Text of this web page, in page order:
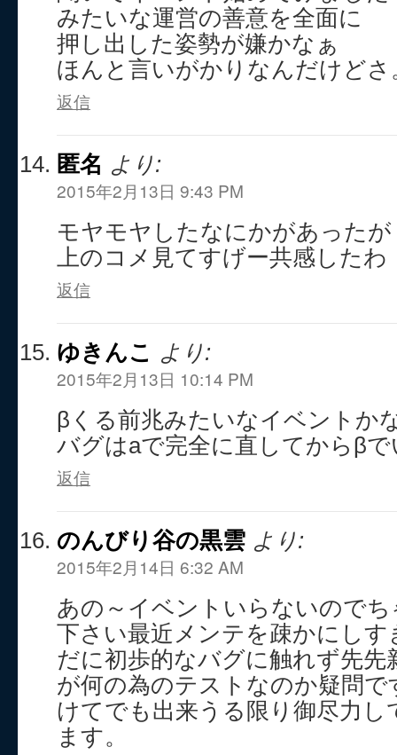
みたいな運営の善意を全面に
押し出した姿勢が嫌かなぁ
ほんと言いがかりなんだけどさ
返信
匿名 より:
2015年2月13日 9:43 PM
モヤモヤしたなにかがあったが
上のコメ見てすげー共感したわ
返信
ゆきんこ より:
2015年2月13日 10:14 PM
βくる前兆みたいなイベントか
バグはaで完全に直してからβ
返信
のんびり谷の黒雲 より:
2015年2月14日 6:32 AM
あの～イベントいらないので
下さい最近メンテを疎かにし
だに初歩的なバグに触れず先
が何の為のテストなのか疑問
けてでも出来うる限り御尽力
ます。